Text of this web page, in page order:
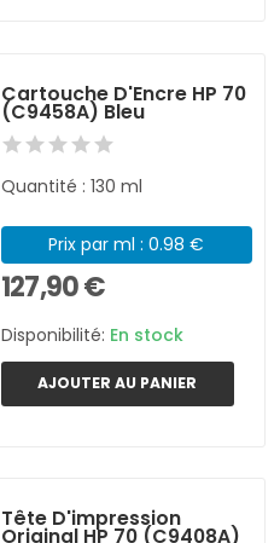
Cartouche D'Encre HP 70
(C9458A) Bleu
Quantité : 130 ml
Prix par ml : 0.98 €
127,90 €
Disponibilité: En stock
AJOUTER AU PANIER
Tête D'impression
Original HP 70 (C9408A)